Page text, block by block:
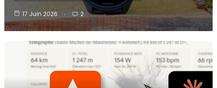
17 Juin 2026 2